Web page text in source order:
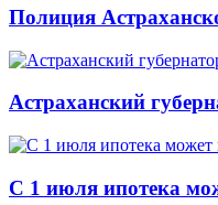
Полиция
Астраханский
С 1 июля ипотека